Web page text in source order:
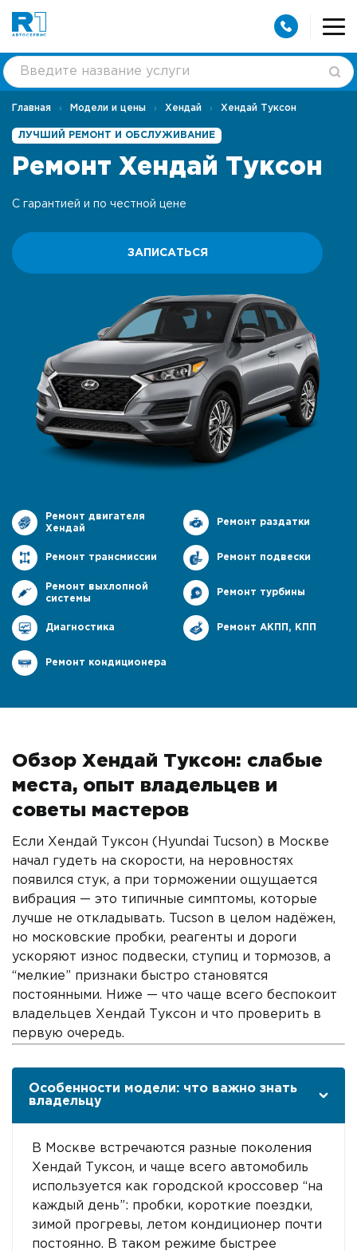
Главная Модели и цены Хендай Хендай Туксон
ЛУЧШИЙ РЕМОНТ И ОБСЛУЖИВАНИЕ
Ремонт Хендай Туксон
С гарантией и по честной цене
ЗАПИСАТЬСЯ
Ремонт двигателя
Хендай
Ремонт раздатки
Ремонт трансмиссии Ремонт подвески
Ремонт выхлопной
системы
Ремонт турбины
Диагностика Ремонт АКПП, КПП
Ремонт кондиционера
Обзор Хендай Туксон: слабые
места, опыт владельцев и
советы мастеров
Если Хендай Туксон (Hyundai Tucson) в Москве
начал гудеть на скорости, на неровностях
появился стук, а при торможении ощущается
вибрация — это типичные симптомы, которые
лучше не откладывать. Tucson в целом надёжен,
но московские пробки, реагенты и дороги
ускоряют износ подвески, ступиц и тормозов, а
“мелкие” признаки быстро становятся
постоянными. Ниже — что чаще всего беспокоит
владельцев Хендай Туксон и что проверить в
первую очередь.
Особенности модели: что важно знать
владельцу
В Москве встречаются разные поколения
Хендай Туксон, и чаще всего автомобиль
используется как городской кроссовер “на
каждый день”: пробки, короткие поездки,
зимой прогревы, летом кондиционер почти
постоянно. В таком режиме быстрее